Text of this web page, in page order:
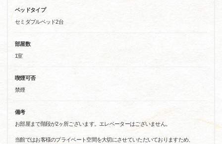
ベッドタイプ
セミダブルベッド2台
部屋数
1室
喫煙可否
禁煙
備考
お部屋まで階段が2ヶ所ございます。エレベーターはございません。
当館ではお客様のプライベート空間を大切にさせていただいておりますため、